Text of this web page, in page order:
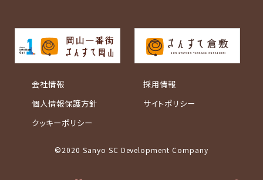
会社情報
個人情報保護方針
クッキーポリシー
採用情報
サイトポリシー
©2020 Sanyo SC Development Company